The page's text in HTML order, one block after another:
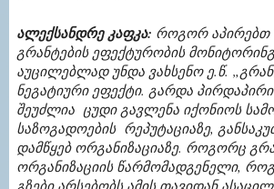
ალექსანდრე კაფკა: როგორ აპირებთ
გრანტების ეფექტურობის
აუცილებლად უნდა ვახსენო ე.წ.
ნეგატიური ეფექტი. გარდა
შეუძლია ცუდი გავლენა იქონიოს
საზოგადოების რეპუტაციაზე,
დამწყებ ორგანიზაციაზე. როგორც
ორგანიზაციის წარმომადგენელი,